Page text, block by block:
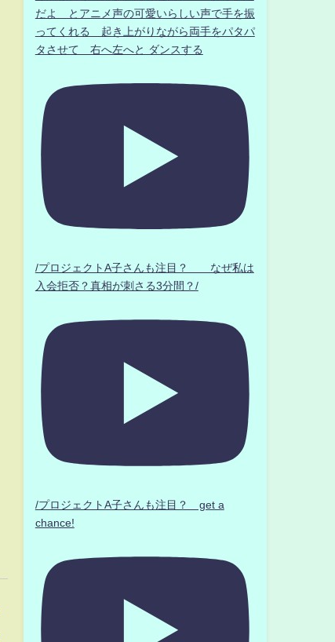
だよ とアニメ声の可愛いらしい声で手を振
ってくれる 起き上がりながら両手をパタパ
タさせて 右へ左へと ダンスする
/プロジェクトA子さんも注目？ なぜ私は
入会拒否？真相が刺さる3分間？/
/プロジェクトA子さんも注目？ get a
chance!